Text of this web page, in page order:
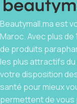
Beautymall.ma est
Maroc. Avec plus de
de produits
les plus attractifs
votre disposition
santé pour mieux
permettent de